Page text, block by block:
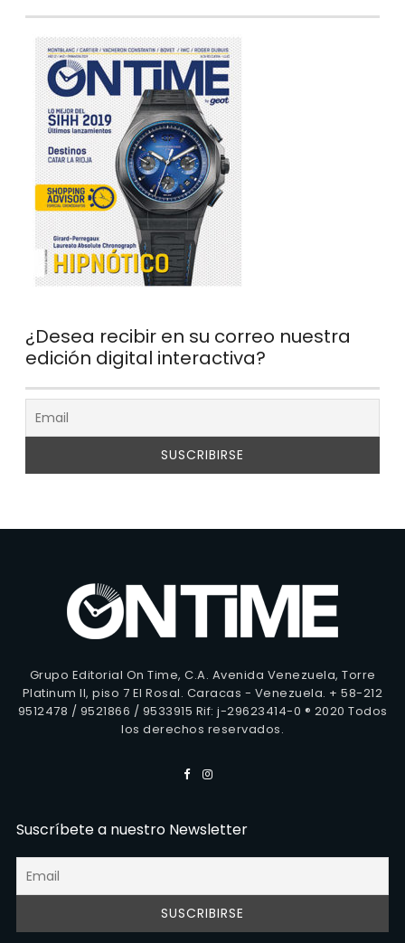
¿Desea recibir en su correo nuestra
edición digital interactiva?
Grupo Editorial On Time, C.A. Avenida Venezuela, Torre
Platinum II, piso 7 El Rosal. Caracas - Venezuela. + 58-212
9512478 / 9521866 / 9533915 Rif: j-29623414-0 ® 2020 Todos
los derechos reservados.
Suscríbete a nuestro Newsletter